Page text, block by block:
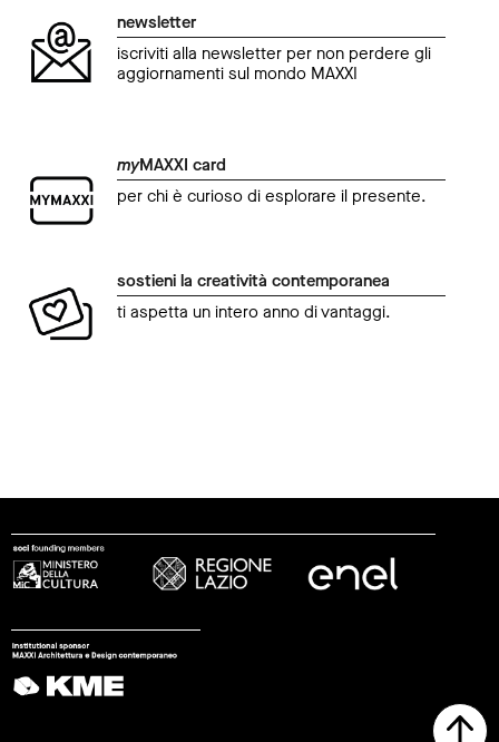
newsletter
iscriviti alla newsletter per non perdere gli
aggiornamenti sul mondo MAXXI
myMAXXI card
per chi è curioso di esplorare il presente.
sostieni la creatività contemporanea
ti aspetta un intero anno di vantaggi.